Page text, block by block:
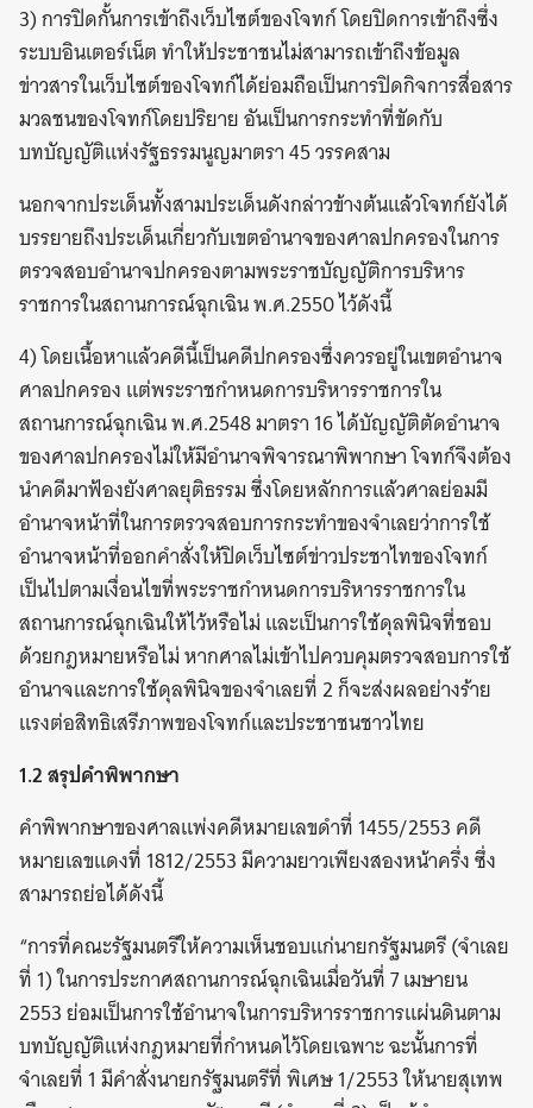
3) การปิดกั้นการเข้าถึงเว็บไซต์ของโจทก์ โดยปิดการเข้าถึงซึ่ง
ระบบอินเตอร์เน็ต ทำให้ประชาชนไม่สามารถเข้าถึงข้อมูล
ข่าวสารในเว็บไซต์ของโจทก์ได้ย่อมถือเป็นการปิดกิจการสื่อสาร
มวลชนของโจทก์โดยปริยาย อันเป็นการกระทำที่ขัดกับ
บทบัญญัติแห่งรัฐธรรมนูญมาตรา 45 วรรคสาม
นอกจากประเด็นทั้งสามประเด็นดังกล่าวข้างต้นแล้วโจทก์ยังได้
บรรยายถึงประเด็นเกี่ยวกับเขตอำนาจของศาลปกครองในการ
ตรวจสอบอำนาจปกครองตามพระราชบัญญัติการบริหาร
ราชการในสถานการณ์ฉุกเฉิน พ.ศ.2550 ไว้ดังนี้
4) โดยเนื้อหาแล้วคดีนี้เป็นคดีปกครองซึ่งควรอยู่ในเขตอำนาจ
ศาลปกครอง แต่พระราชกำหนดการบริหารราชการใน
สถานการณ์ฉุกเฉิน พ.ศ.2548 มาตรา 16 ได้บัญญัติตัดอำนาจ
ของศาลปกครองไม่ให้มีอำนาจพิจารณาพิพากษา โจทก์จึงต้อง
นำคดีมาฟ้องยังศาลยุติธรรม ซึ่งโดยหลักการแล้วศาลย่อมมี
อำนาจหน้าที่ในการตรวจสอบการกระทำของจำเลยว่าการใช้
อำนาจหน้าที่ออกคำสั่งให้ปิดเว็บไซต์ข่าวประชาไทของโจทก์
เป็นไปตามเงื่อนไขที่พระราชกำหนดการบริหารราชการใน
สถานการณ์ฉุกเฉินให้ไว้หรือไม่ และเป็นการใช้ดุลพินิจที่ชอบ
ด้วยกฎหมายหรือไม่ หากศาลไม่เข้าไปควบคุมตรวจสอบการใช้
อำนาจและการใช้ดุลพินิจของจำเลยที่ 2 ก็จะส่งผลอย่างร้าย
แรงต่อสิทธิเสรีภาพของโจทก์และประชาชนชาวไทย
1.2 สรุปคำพิพากษา
คำพิพากษาของศาลแพ่งคดีหมายเลขดำที่ 1455/2553 คดี
หมายเลขแดงที่ 1812/2553 มีความยาวเพียงสองหน้าครึ่ง ซึ่ง
สามารถย่อได้ดังนี้
“การที่คณะรัฐมนตรีให้ความเห็นชอบแก่นายกรัฐมนตรี (จำเลย
ที่ 1) ในการประกาศสถานการณ์ฉุกเฉินเมื่อวันที่ 7 เมษายน
2553 ย่อมเป็นการใช้อำนาจในการบริหารราชการแผ่นดินตาม
บทบัญญัติแห่งกฎหมายที่กำหนดไว้โดยเฉพาะ ฉะนั้นการที่
จำเลยที่ 1 มีคำสั่งนายกรัฐมนตรีที่ พิเศษ 1/2553 ให้นายสุเทพ